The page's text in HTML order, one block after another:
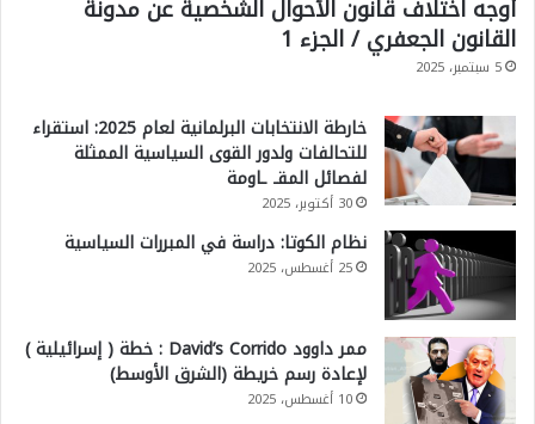
أوجه اختلاف قانون الأحوال الشخصية عن مدونة
القانون الجعفري / الجزء 1
5 سبتمبر، 2025
خارطة الانتخابات البرلمانية لعام 2025: استقراء
للتحالفات ولدور القوى السياسية الممثلة
لفصائل المقـ ـاومة
30 أكتوبر، 2025
نظام الكوتا: دراسة في المبررات السياسية
25 أغسطس، 2025
ممر داوود David’s Corrido : خطة ( إسرائيلية )
لإعادة رسم خريطة (الشرق الأوسط)
10 أغسطس، 2025